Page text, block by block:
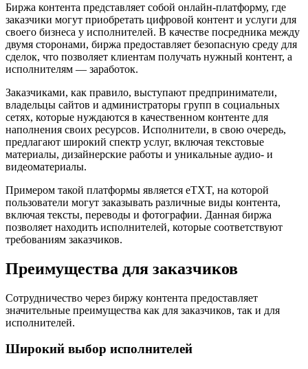
Биржа контента представляет собой онлайн-платформу, где
заказчики могут приобретать цифровой контент и услуги для
своего бизнеса у исполнителей. В качестве посредника между
двумя сторонами, биржа предоставляет безопасную среду для
сделок, что позволяет клиентам получать нужный контент, а
исполнителям — заработок.
Заказчиками, как правило, выступают предприниматели,
владельцы сайтов и администраторы групп в социальных
сетях, которые нуждаются в качественном контенте для
наполнения своих ресурсов. Исполнители, в свою очередь,
предлагают широкий спектр услуг, включая текстовые
материалы, дизайнерские работы и уникальные аудио- и
видеоматериалы.
Примером такой платформы является eTXT, на которой
пользователи могут заказывать различные виды контента,
включая тексты, переводы и фотографии. Данная биржа
позволяет находить исполнителей, которые соответствуют
требованиям заказчиков.
Преимущества для заказчиков
Сотрудничество через биржу контента предоставляет
значительные преимущества как для заказчиков, так и для
исполнителей.
Широкий выбор исполнителей